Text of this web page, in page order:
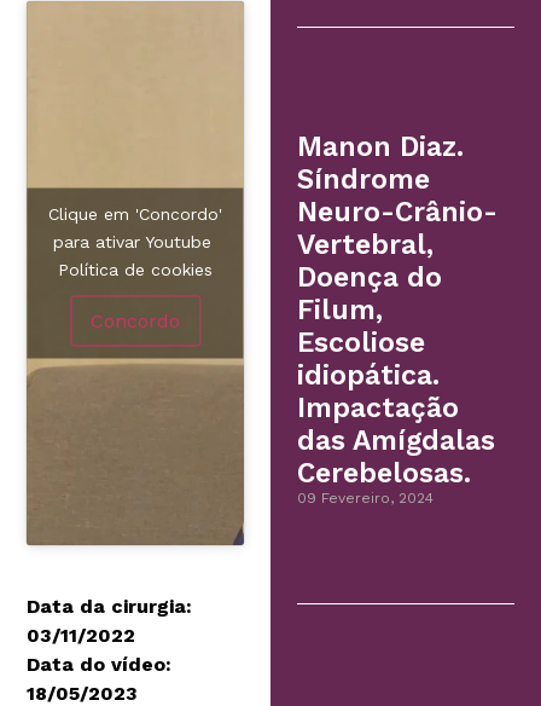
Clique em 'Concordo'
para ativar Youtube
Política de cookies
Concordo
Data da cirurgia:
03/11/2022
Data do vídeo:
18/05/2023
Manon Diaz.
Síndrome
Neuro-Crânio-
Vertebral,
Doença do
Filum,
Escoliose
idiopática.
Impactação
das Amígdalas
Cerebelosas.
09 Fevereiro, 2024